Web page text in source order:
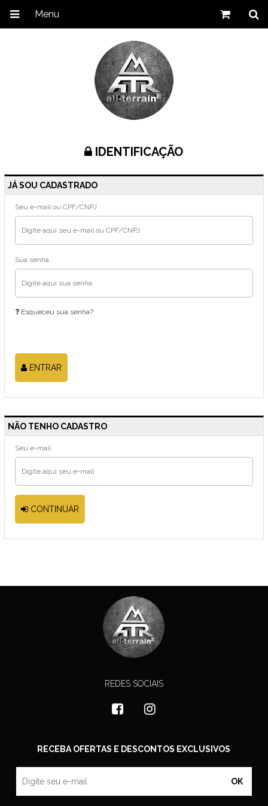
Menu
IDENTIFICAÇÃO
JÁ SOU CADASTRADO
Seu e-mail ou CPF/CNPJ
Sua senha
Esqueceu sua senha?
ENTRAR
NÃO TENHO CADASTRO
Seu e-mail
CONTINUAR
REDES SOCIAIS
RECEBA OFERTAS E DESCONTOS EXCLUSIVOS
OK